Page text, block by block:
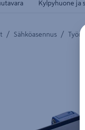
Kylpyhuone ja
/ Sähköasennus /
kuvaus löytyy